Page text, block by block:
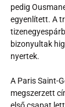
pedig
egyenlített. A
bizonyultak
nyertek.
A Paris Saint-
megszerzett
első csapat